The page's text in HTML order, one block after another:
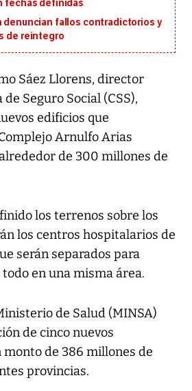
fechas definidas
denuncian fallos contradictorios y
de reintegro
Sáez Llorens, director
Seguro Social (CSS),
edificios que
Arnulfo Arias
de 300 millones de
los terrenos sobre los
los centros hospitalarios de
serán separados para
en una misma área.
de Salud (MINSA)
de cinco nuevos
de 386 millones de
provincias.